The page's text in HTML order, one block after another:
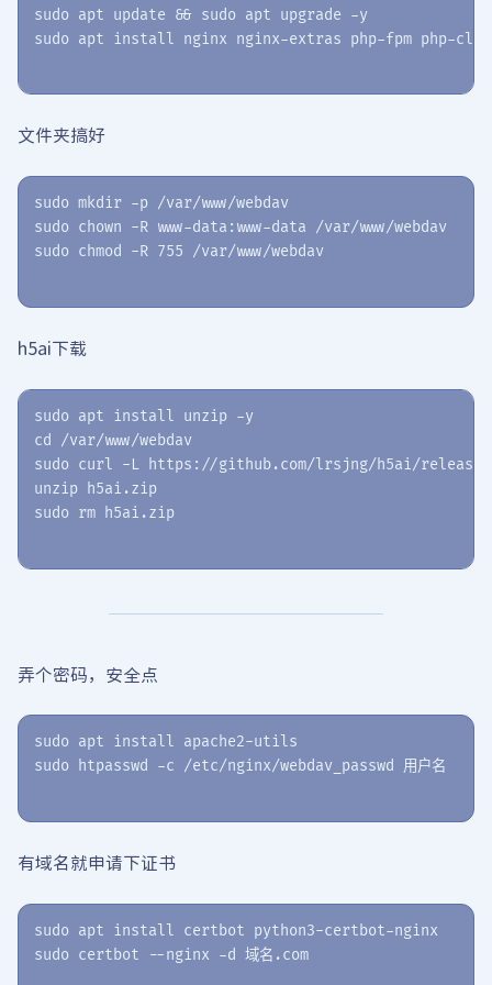
sudo apt update && sudo apt upgrade -y
文件夹搞好
sudo mkdir -p /var/www/webdav
sudo chown -R www-data:www-data /var/www/webdav
h5ai下载
sudo apt install unzip -y
cd /var/www/webdav
sudo curl -L https://github.com/lrsjng/h5ai/
unzip h5ai.zip
弄个密码，安全点
sudo apt install apache2-utils
有域名就申请下证书
sudo apt install certbot python3-certbot-nginx